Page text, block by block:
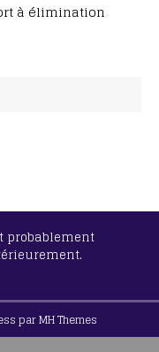
à élimination
probablement
parMH Themes